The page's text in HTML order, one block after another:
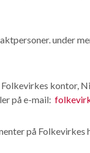
under
kontor,
på e-mail:
på